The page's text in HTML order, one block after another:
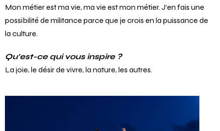
Mon métier est ma vie, ma vie est mon métier. J’en fais une
possibilité de militance parce que je crois en la puissance de
la culture.
Qu’est-ce qui vous inspire ?
La joie, le désir de vivre, la nature, les autres.